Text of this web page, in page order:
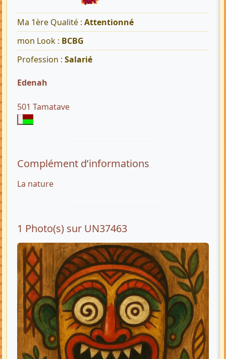
Ma 1ère Qualité : Attentionné
mon Look : BCBG
Profession : Salarié
Edenah
501 Tamatave
Complément d’informations
La nature
1 Photo(s) sur UN37463